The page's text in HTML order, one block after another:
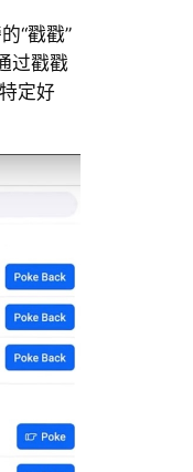
“戳戳”
过戳戳
定好